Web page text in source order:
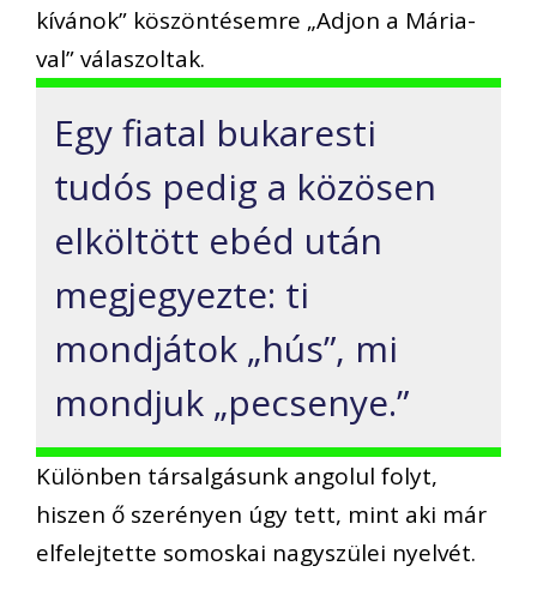
kívánok” köszöntésemre „Adjon a Mária-
val” válaszoltak.
Egy fiatal bukaresti
tudós pedig a közösen
elköltött ebéd után
megjegyezte: ti
mondjátok „hús”, mi
mondjuk „pecsenye.”
Különben társalgásunk angolul folyt,
hiszen ő szerényen úgy tett, mint aki már
elfelejtette somoskai nagyszülei nyelvét.